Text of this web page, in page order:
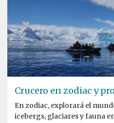
Crucero en zodiac y
En zodiac, explorará el
icebergs, glaciares y fauna